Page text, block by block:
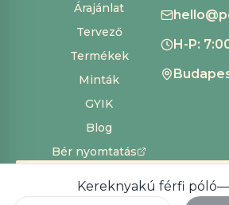
Kereknyakú férfi póló—
Árajánlat
Tervező
Termékek
Minták
GYIK
Blog
Bér nyomtatás
H-P:
Copyright ©2026
Development by
Cardinal